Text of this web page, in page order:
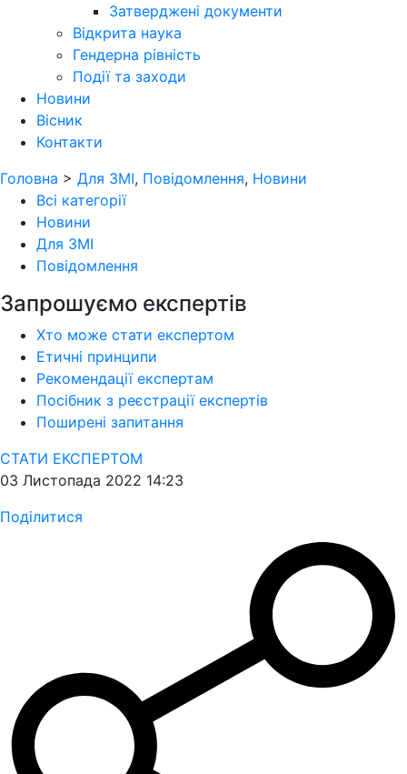
Затверджені документи
Відкрита наука
Гендерна рівність
Події та заходи
Новини
Вісник
Контакти
Головна > Для ЗМІ, Повідомлення, Новини
Всі категорії
Новини
Для ЗМІ
Повідомлення
Запрошуємо експертів
Хто може стати експертом
Етичні принципи
Рекомендації експертам
Посібник з реєстрації експертів
Поширені запитання
СТАТИ ЕКСПЕРТОМ
03 Листопада 2022 14:23
Поділитися